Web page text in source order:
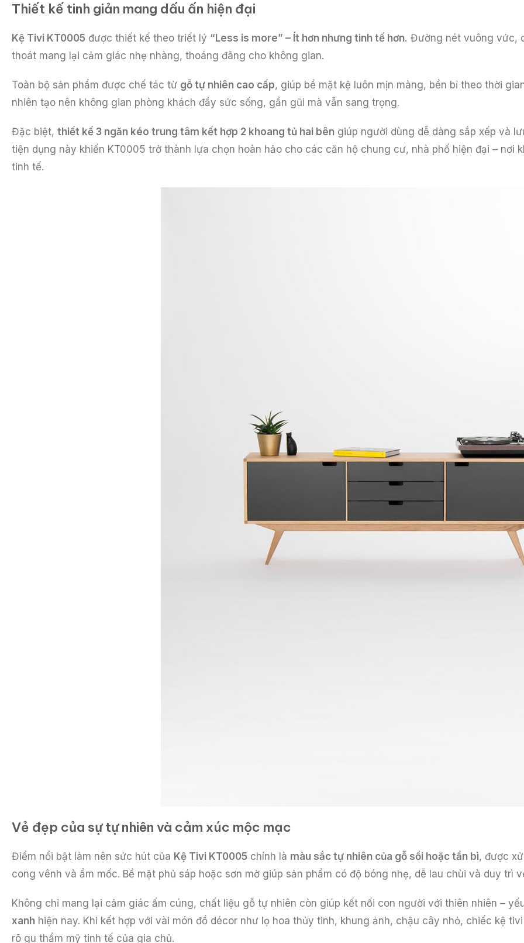
Thiết kế tinh giản mang dấu ấn hiện đại
Kệ Tivi KT0005 được thiết kế theo triết lý “Less is more” – Ít hơn nhưng tinh tế hơn. Đường nét vuông vức,
thoát mang lại cảm giác nhẹ nhàng, thoáng đãng cho không gian.
Toàn bộ sản phẩm được chế tác từ gỗ tự nhiên cao cấp, giúp bề mặt kệ luôn mịn màng, bền bỉ theo thời
nhiên tạo nên không gian phòng khách đầy sức sống, gần gũi mà vẫn sang trọng.
Đặc biệt, thiết kế 3 ngăn kéo trung tâm kết hợp 2 khoang tủ hai bên giúp người dùng dễ dàng sắp xếp và
tiện dụng này khiến KT0005 trở thành lựa chọn hoàn hảo cho các căn hộ chung cư, nhà phố hiện đại –
tinh tế.
Vẻ đẹp của sự tự nhiên và cảm xúc mộc mạc
Điểm nổi bật làm nên sức hút của Kệ Tivi KT0005 chính là màu sắc tự nhiên của gỗ sồi hoặc tần bì, được
cong vênh và ẩm mốc. Bề mặt phủ sáp hoặc sơn mờ giúp sản phẩm có độ bóng nhẹ, dễ lau chùi và duy trì
Không chỉ mang lại cảm giác ấm cúng, chất liệu gỗ tự nhiên còn giúp kết nối con người với thiên nhiên –
xanh hiện nay. Khi kết hợp với vài món đồ décor như lọ hoa thủy tinh, khung ảnh, chậu cây nhỏ, chiếc kệ
rõ gu thẩm mỹ tinh tế của gia chủ.